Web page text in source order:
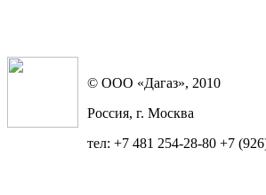
© ООО «Дагаз», 2010
Россия, г. Москва
тел: +7 481 254-28-80 +7